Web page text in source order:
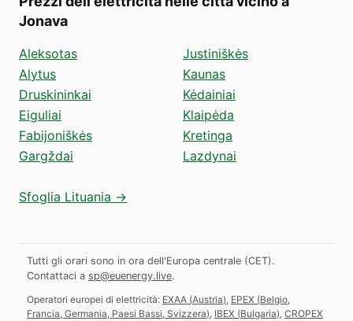
Jonava
Aleksotas
Alytus
Druskininkai
Eiguliai
Fabijoniškės
Gargždai
Justiniškės
Kaunas
Kėdainiai
Klaipėda
Kretinga
Lazdynai
Sfoglia Lituania →
Tutti gli orari sono in ora dell'Europa centrale (CET).
Contattaci a sp@euenergy.live.
Operatori europei di elettricità: EXAA (Austria) EPEX (Belgio,
Francia, Germania, Paesi Bassi, Svizzera) IBEX (Bulgaria) CROPEX